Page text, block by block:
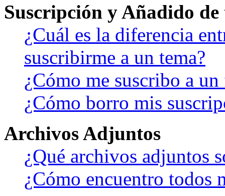
Suscripción y Añadido
¿Cuál es la diferencia
suscribirme a un tema?
¿Cómo me suscribo a
¿Cómo borro mis
Archivos Adjuntos
¿Qué archivos adjuntos
¿Cómo encuentro todos